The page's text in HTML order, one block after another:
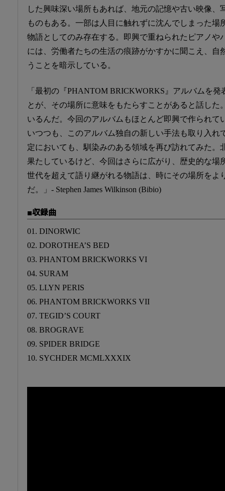
した興味深い場所もあれば、地元の記憶や古い映像、
ものもある。一部は人目に触れずに沈んでしまった場
物語としてのみ存在する。即興で重ねられたピアノや
には、労働者たちの生活の痕跡がかすかに聞こえ、自
うことを暗示している。
「最初の『PHANTOM BRICKWORKS』アルバムを
とが、その場所に意味をもたらすことがあると話した
いるんだ。今回のアルバムもほとんど即興で作られて
いつつも、このアルバム独自の新しい手法も取り入れ
定においても、馴染みのある領域を再び訪れてみた。
果たしているけど、今回はさらに広がり、歴史的な場
世代を超えて語り継がれる物語は、時にその場所をよ
だ。」- Stephen James Wilkinson (Bibio)
■収録曲
01. DINORWIC
02. DOROTHEA’S BED
03. PHANTOM BRICKWORKS VI
04. SURAM
05. LLYN PERIS
06. PHANTOM BRICKWORKS VII
07. TEGID’S COURT
08. BROGRAVE
09. SPIDER BRIDGE
10. SYCHDER MCMLXXXIX